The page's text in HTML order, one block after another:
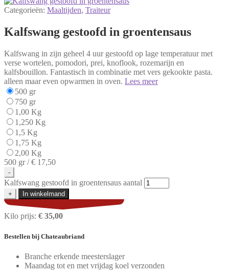
Categorieën: Maaltijden, Traiteur
Kalfswang gestoofd in groentensaus
Kalfswang in zijn geheel 4 uur gestoofd op lage temperatuur met
verse wortelen, pomodori, prei, knoflook, rozemarijn en
kalfsbouillon. Fantastisch in combinatie met vers gekookte pasta.
alleen maar even opwarmen in oven. Lees meer
500 gr
750 gr
1,00 Kg
1,250 Kg
1,5 Kg
1,75 Kg
2,00 Kg
500 gr /€ 17,50
-
Kalfswang gestoofd in groentensaus aantal
+ In winkelmand
Kilo prijs: € 35,00
Bestellen bij Chateaubriand
Branche erkende meesterslager
Maandag tot en met vrijdag koel verzonden